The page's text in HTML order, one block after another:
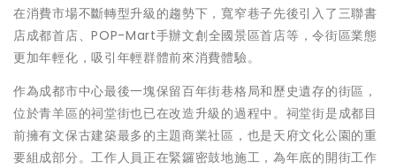
在消費市場不斷轉型升級的趨勢下，寬窄巷子先後引入了三聯書
店成都首店、POP-Mart手辦文創全國景區首店等，令街區業態
更加年輕化，吸引年輕群體前來消費體驗。
作為成都市中心最後一塊保留百年街巷格局和歷史遺存的街區，
位於青羊區的祠堂街也已在改造升級的過程中。祠堂街是成都目
前擁有文保古建築最多的主題商業社區，也是天府文化公園的重
要組成部分。工作人員正在緊鑼密鼓地施工，為年底的開街工作